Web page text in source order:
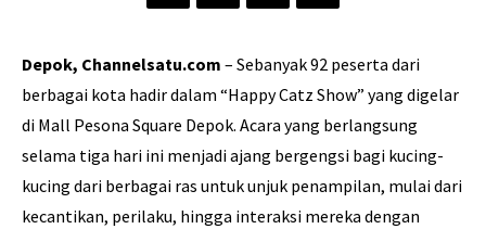
Depok, Channelsatu.com – Sebanyak 92 peserta dari
berbagai kota hadir dalam “Happy Catz Show” yang digelar
di Mall Pesona Square Depok. Acara yang berlangsung
selama tiga hari ini menjadi ajang bergengsi bagi kucing-
kucing dari berbagai ras untuk unjuk penampilan, mulai dari
kecantikan, perilaku, hingga interaksi mereka dengan